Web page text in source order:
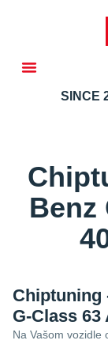
SINCE
Benz
Chiptuning
G-Class 63
Na Vašom vozidle